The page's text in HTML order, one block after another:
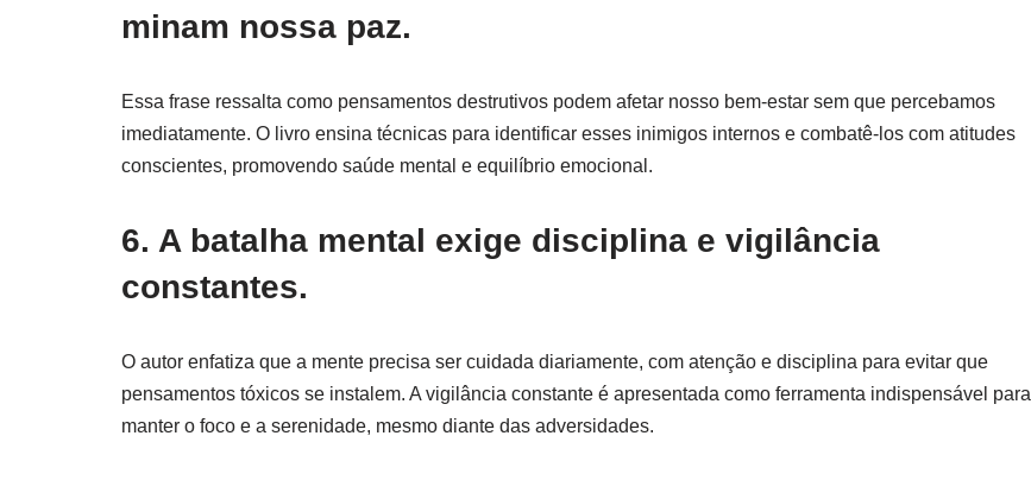
minam nossa paz.
Essa frase ressalta como pensamentos destrutivos podem afetar nosso bem-estar sem que percebamos
imediatamente. O livro ensina técnicas para identificar esses inimigos internos e combatê-los com atitudes
conscientes, promovendo saúde mental e equilíbrio emocional.
6. A batalha mental exige disciplina e vigilância
constantes.
O autor enfatiza que a mente precisa ser cuidada diariamente, com atenção e disciplina para evitar que
pensamentos tóxicos se instalem. A vigilância constante é apresentada como ferramenta indispensável para
manter o foco e a serenidade, mesmo diante das adversidades.